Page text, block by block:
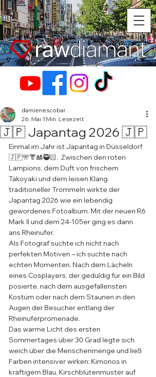
🇯🇵 Japantag 2026 🇯🇵
damienescobar
26. Mai 1 Min. Lesezeit
Einmal im Jahr ist Japantag in Düsseldorf
🇯🇵🎌👘🎎🥷🏻.  Zwischen den roten
Lampions, dem Duft von frischem
Takoyaki und dem leisen Klang
traditioneller Trommeln wirkte der
Japantag 2026 wie ein lebendig
gewordenes Fotoalbum. Mit der neuen R6
Mark II und dem 24-105er ging es dann
ans Rheinufer.
Als Fotograf suchte ich nicht nach
perfekten Motiven – ich suchte nach
echten Momenten. Nach dem Lächeln
eines Cosplayers, der geduldig für ein Bild
posierte, nach dem ausgefallensten
Kostüm oder nach dem Staunen in den
Augen der Besucher entlang der
Rheinuferpromenade.
Das warme Licht des ersten
Sommertages über 30 Grad legte sich
weich über die Menschenmenge und ließ
Farben intensiver wirken: Kimonos in
kräftigem Blau, Kirschblütenmuster auf